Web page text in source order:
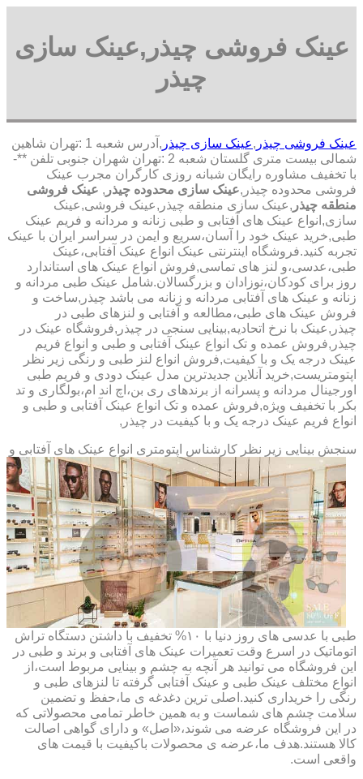
عینک فروشی چیذر,عینک سازی
چیذر
عینک فروشی چیذر ,عینک سازی چیذر
,آدرس شعبه 1 :تهران شاهین
شمالی بیست متری گلستان شعبه 2 :تهران شهران جنوبی تلفن **-
با تخفیف مشاوره رایگان شبانه روزی کارگران مجرب عینک
فروشی محدوده چیذر,عینک سازی محدوده چیذر , عینک فروشی
منطقه چیذر ,عینک سازی منطقه چیذر,عینک فروشی,عینک
سازی,انواع عینک های آفتابی و طبی زنانه و مردانه و فریم عینک
طبی,خرید عینک خود را آسان،سریع و ایمن در سراسر ایران با عینک
تجربه کنید.فروشگاه اینترنتی عینک انواع عینک آفتابی،عینک
طبی،عدسی،و لنز های تماسی,فروش انواع عینک های استاندارد
روز برای کودکان،نوزادان و بزرگسالان.شامل عینک طبی مردانه و
زنانه و عینک های آفتابی مردانه و زنانه می باشد چیذر,ساخت و
فروش عینک های طبی،مطالعه و آفتابی و لنزهای طبی در
چیذر,عینک با نرخ اتحادیه,بینایی سنجی در چیذر,فروشگاه عینک در
چیذر,فروش عمده و تک انواع عینک آفتابی و طبی و انواع فریم
عینک درجه یک و با کیفیت,فروش انواع لنز طبی و رنگی زیر نظر
اپتومتریست,خرید آنلاین جدیدترین مدل عینک دودی و فریم طبی
اورجینال مردانه و پسرانه از برندهای ری بن،اچ اند ام،بولگاری و تد
بکر با تخفیف ویژه,فروش عمده و تک انواع عینک آفتابی و طبی و
انواع فریم عینک درجه یک و با کیفیت در چیذر,
سنجش بینایی زیر نظر کارشناس اپتومتری انواع عینک های آفتابی و
طبی با عدسی های روز دنیا با ۱۰% تخفیف با داشتن دستگاه تراش
اتوماتیک در اسرع وقت تعمیرات عینک های آفتابی و برند و طبی در
این فروشگاه می توانید هر آنچه به چشم و بینایی مربوط است،از
انواع مختلف عینک طبی و عینک آفتابی گرفته تا لنزهای طبی و
رنگی را خریداری کنید.اصلی ترین دغدغه ی ما،حفظ و تضمین
سلامت چشم های شماست و به همین خاطر تمامی محصولاتی که
در این فروشگاه عرضه می شوند،«اصل» و دارای گواهی اصالت
کالا هستند.هدف ما،عرضه ی محصولات باکیفیت با قیمت های
واقعی است.